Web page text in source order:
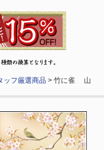
ッフ厳選商品 > 竹に雀 山